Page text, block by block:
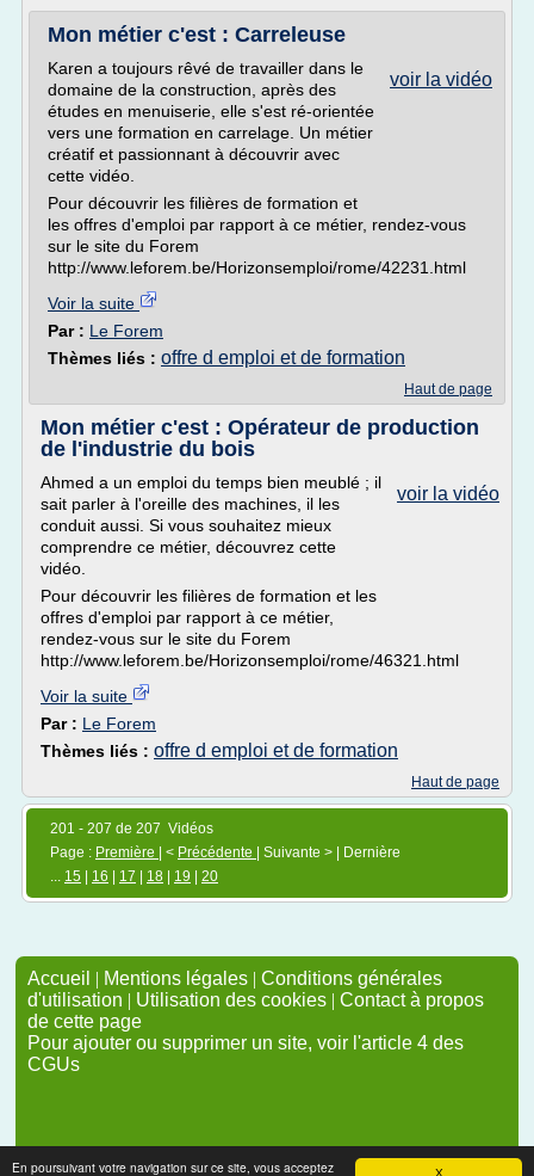
X
En poursuivant votre navigation sur ce site, vous acceptez
Mon métier c'est : Carreleuse
voir la vidéo
Karen a toujours rêvé de travailler dans le
domaine de la construction, après des
études en menuiserie, elle s'est ré-orientée
vers une formation en carrelage. Un métier
créatif et passionnant à découvrir avec
cette vidéo.
Pour découvrir les filières de formation et
les offres d'emploi par rapport à ce métier, rendez-vous
sur le site du Forem
http://www.leforem.be/Horizonsemploi/rome/42231.html
Voir la suite
Par : Le Forem
Thèmes liés : offre d emploi et de formation
Haut de page
Mon métier c'est : Opérateur de production
de l'industrie du bois
voir la vidéo
Ahmed a un emploi du temps bien meublé ; il
sait parler à l'oreille des machines, il les
conduit aussi. Si vous souhaitez mieux
comprendre ce métier, découvrez cette
vidéo.
Pour découvrir les filières de formation et les
offres d'emploi par rapport à ce métier,
rendez-vous sur le site du Forem
http://www.leforem.be/Horizonsemploi/rome/46321.html
Voir la suite
Par : Le Forem
Thèmes liés : offre d emploi et de formation
Haut de page
201 - 207 de 207 Vidéos
Page : Première | < Précédente
| Suivante > | Dernière
... 15 16 17 18 19 20
Accueil | Mentions légales | Conditions générales
d'utilisation | Utilisation des cookies | Contact à propos
de cette page
Pour ajouter ou supprimer un site, voir l'article 4 des
CGUs